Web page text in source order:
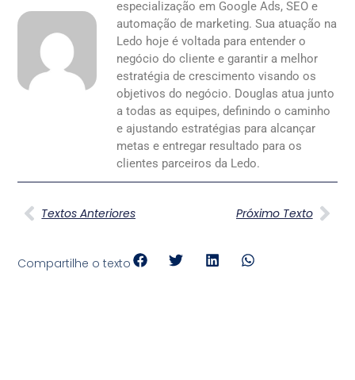
especialização em Google Ads, SEO e
automação de marketing. Sua atuação na
Ledo hoje é voltada para entender o
negócio do cliente e garantir a melhor
estratégia de crescimento visando os
objetivos do negócio. Douglas atua junto
a todas as equipes, definindo o caminho
e ajustando estratégias para alcançar
metas e entregar resultado para os
clientes parceiros da Ledo.
Textos Anteriores Próximo Texto
Compartilhe o texto